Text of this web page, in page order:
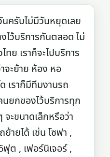
รับไม่มีวันหยุดเลย
ไว้บริการกันตลอด ไม่
ทย เราก็จะไปบริการ
จะย้าย ห้อง หอ
เราก็มีทีมงานรถ
ยกของไว้บริการทุก
จะขนาดเล็กหรือว่า
ายได้ เช่น โซฟา ,
ต , เฟอร์นิเจอร์ ,